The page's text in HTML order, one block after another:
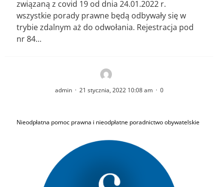
związaną z covid 19 od dnia 24.01.2022 r.
wszystkie porady prawne będą odbywały się w
trybie zdalnym aż do odwołania. Rejestracja pod
nr 84…
admin · 21 stycznia, 2022 10:08 am · 0
Nieodpłatna pomoc prawna i nieodpłatne poradnictwo obywatelskie